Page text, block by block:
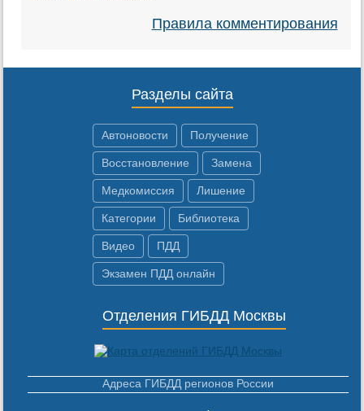
Правила комментирования
Разделы сайта
Автоновости Получение
Восстановление Замена
Медкомиссия Лишение
Категории Библиотека
Видео ПДД
Экзамен ПДД онлайн
Отделения ГИБДД Москвы
Адреса ГИБДД регионов России